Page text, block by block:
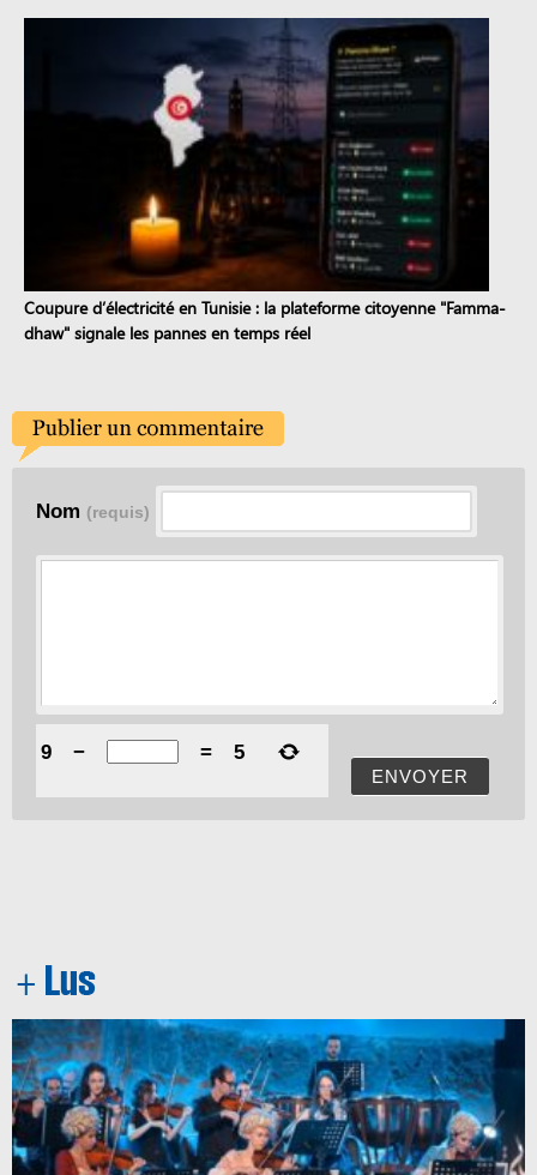
Coupure d’électricité en Tunisie : la plateforme citoyenne "Famma-
dhaw" signale les pannes en temps réel
Nom (requis)
ENVOYER
9 − = 5